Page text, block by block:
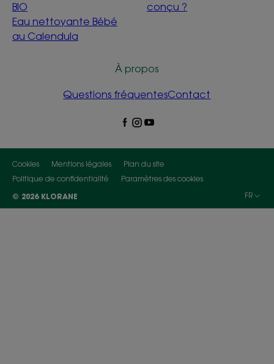
BIO
Eau nettoyante Bébé
au Calendula
conçu ?
À propos
Questions fréquentesContact
Cookies Mentions légales
Plan du site
Politique de confidentialité
Paramètres des cookies
© 2026 KLORANE
FR